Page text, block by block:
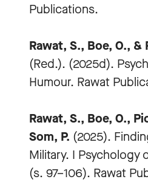
Publications.
Rawat, S., Boe, O.,
(Red.). (2025d).
Humour. Rawat
Rawat, S., Boe, O.,
Som, P. (2025).
Military. I Psychology
(s. 97–106). Rawat